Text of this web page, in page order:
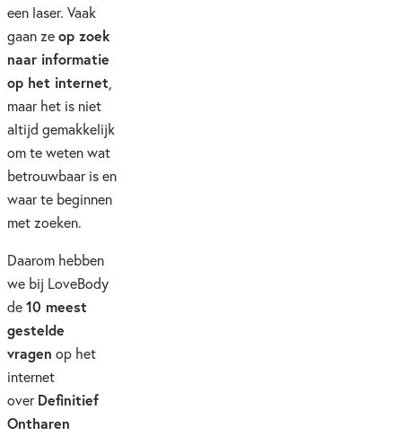
een laser. Vaak
gaan ze op zoek
naar informatie
op het internet,
maar het is niet
altijd gemakkelijk
om te weten wat
betrouwbaar is en
waar te beginnen
met zoeken.
Daarom hebben
we bij LoveBody
de 10 meest
gestelde
vragen op het
internet
over Definitief
Ontharen